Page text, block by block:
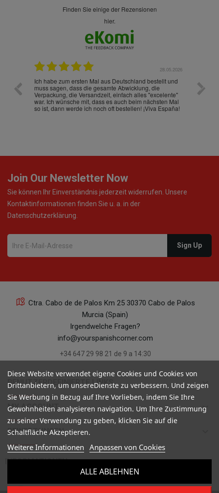
finden Sie einige der Rezensionen
hier.
28.05.2026
Ich habe zum ersten Mal aus Deutschland bestellt und
muss sagen, dass die gesamte Abwicklung, die
Verpackung, die Versandzeit, einfach alles "excelente"
war. Ich wünsche mit, dass es auch beim nächsten Mal
so ist, dann werde ich noch oft bestellen! ¡Viva España!
Die
gut
ist
Join Our Newsletter Now
Sie können Ihr Einverständnis jederzeit widerrufen. Unsere
Kontaktinformationen finden Sie u. a. in der
Datenschutzerklärung.
Ctra. Cabo de de Palos Km 25 30370 Cabo de Palos
Murcia (Spain)
Irgendwelche Fragen?
info@yourspanishcorner.com
+34 647 29 98 21 de 9 a 14:30
BENUTZERDEFINIERTE LINKS keyboard_arrow_down
MY ACCOUNT keyboard_arrow_down
BEWERTUNGEN
INFORMATIONEN 
Diese Website verwendet eigene Cookies und Cookies von
Drittanbietern, um unsereDienste zu verbessern. Und zeigen
Sie Werbung in Bezug auf Ihre Vorlieben, indem Sie Ihre
Gewohnheiten analysieren navigation. Um Ihre Zustimmung
zu seiner Verwendung zu geben, klicken Sie auf die
Schaltfläche Akzeptieren.
Weitere Informationen Anpassen von Cookies
ALLE ABLEHNEN